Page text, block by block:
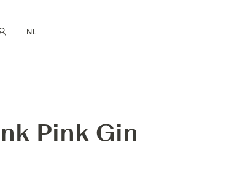
Mijn account
NL
Pink Gin